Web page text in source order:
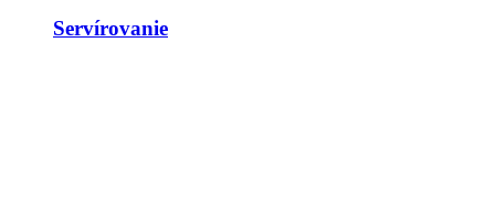
Servírovanie